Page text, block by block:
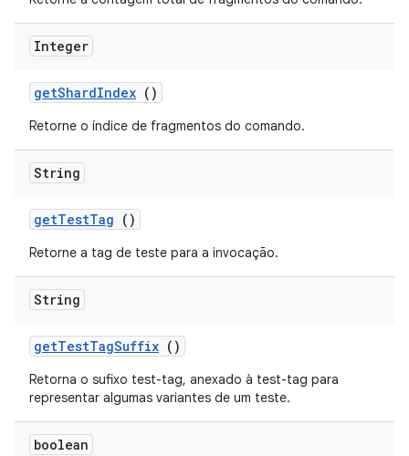
Integer
getShardIndex ()
Retorne o índice de fragmentos do comando.
String
getTestTag ()
Retorne a tag de teste para a invocação.
String
getTestTagSuffix ()
Retorna o sufixo test-tag, anexado à test-tag para
representar algumas variantes de um teste.
boolean